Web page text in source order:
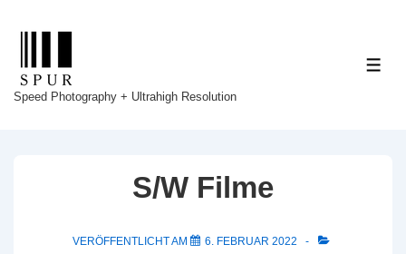
Zum
Speed Photography + Ultrahigh Resolution
S/W Filme
VERÖFFENTLICHT AM
6. FEBRUAR 2022